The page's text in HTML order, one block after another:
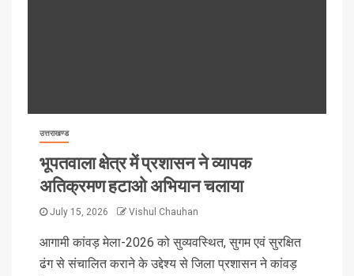
उत्तराखण्ड
भूपतवाला क्षेत्र में प्रशासन ने व्यापक
अतिक्रमण हटाओ अभियान चलाया
July 15, 2026 Vishul Chauhan
आगामी कांवड़ मेला-2026 को सुव्यवस्थित, सुगम एवं सुरक्षित
ढंग से संचालित कराने के उद्देश्य से जिला प्रशासन ने कांवड़